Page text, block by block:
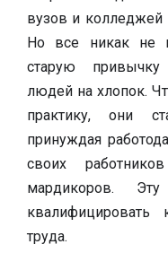
вузов и колледжей
Но все никак не
старую привычку
людей на хлопок.
практику, они
принуждая
своих
мардикоров.
квалифицировать
труда.